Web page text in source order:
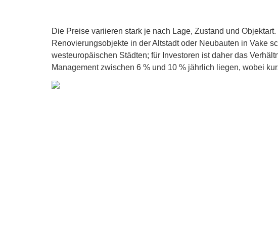
Die Preise variieren stark je nach Lage, Zustand und
Renovierungsobjekte in der Altstadt oder Neubauten in Vake
westeuropäischen Städten; für Investoren ist daher das
Management zwischen 6 % und 10 % jährlich liegen, wobei